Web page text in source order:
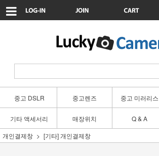
중고 DSLR 중고렌즈 중고 미러리스
기타 액세서리 매장위치
Q & A
개인결제창
[기타] 개인결제창